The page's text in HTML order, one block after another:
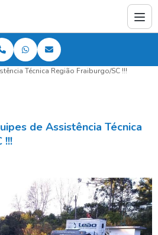
Técnica Região Fraiburgo/SC !!!
de Assistência Técnica
!!!